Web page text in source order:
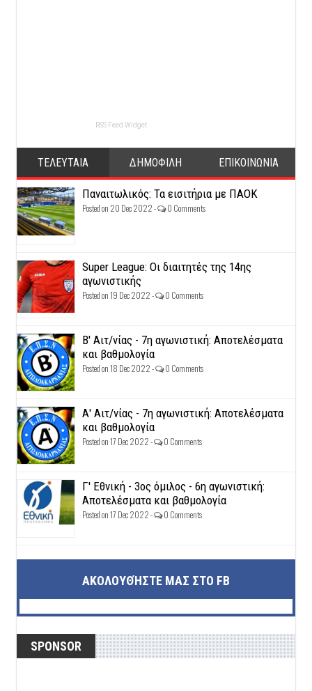
RSS Feed Widget
ΤΕΛΕΥΤΑΙΑ ΔΗΜΟΦΙΛΗ ΕΠΙΚΟΙΝΩΝΙΑ
Παναιτωλικός: Τα εισιτήρια με ΠΑΟΚ
Posted on 20 Dec 2022 - 0 Comments
Super League: Οι διαιτητές της 14ης
αγωνιστικής
Posted on 19 Dec 2022 - 0 Comments
Β' Αιτ/νίας - 7η αγωνιστική: Αποτελέσματα
και βαθμολογία
Posted on 18 Dec 2022 - 0 Comments
Α' Αιτ/νίας - 7η αγωνιστική: Αποτελέσματα
και βαθμολογία
Posted on 17 Dec 2022 - 0 Comments
Γ' Εθνική - 3ος όμιλος - 6η αγωνιστική:
Αποτελέσματα και βαθμολογία
Posted on 17 Dec 2022 - 0 Comments
ΑΚΟΛΟΥΘΉΣΤΕ ΜΑΣ ΣΤΟ FB
SPONSOR